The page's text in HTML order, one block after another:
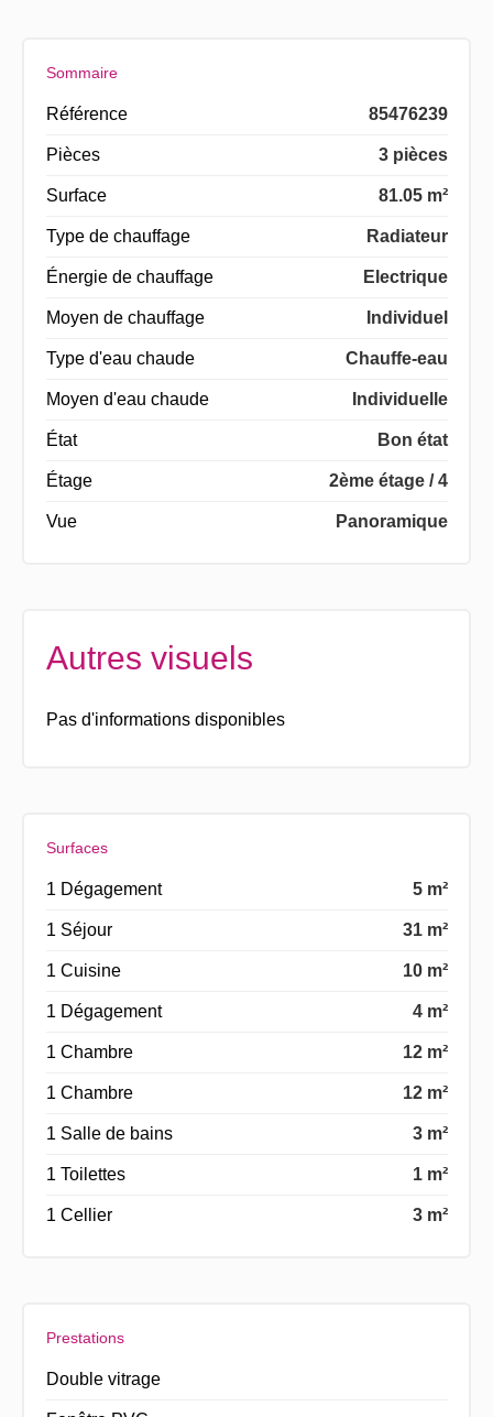
Sommaire
Référence 85476239
Pièces 3 pièces
Surface 81.05 m²
Type de chauffage Radiateur
Énergie de chauffage Electrique
Moyen de chauffage Individuel
Type d'eau chaude Chauffe-eau
Moyen d'eau chaude Individuelle
État Bon état
Étage 2ème étage / 4
Vue Panoramique
Autres visuels
Pas d'informations disponibles
Surfaces
1 Dégagement 5 m²
1 Séjour 31 m²
1 Cuisine 10 m²
1 Dégagement 4 m²
1 Chambre 12 m²
1 Chambre 12 m²
1 Salle de bains 3 m²
1 Toilettes 1 m²
1 Cellier 3 m²
Prestations
Double vitrage